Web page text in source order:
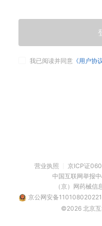
我已阅读并同意 《用户协
营业执照 京ICP证
中国互联网举报
（京）网药械
京公网安备
©2026 北京互